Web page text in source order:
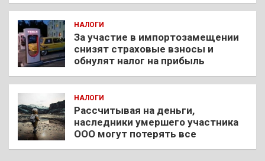
НАЛОГИ
За участие в импортозамещении
снизят страховые взносы и
обнулят налог на прибыль
НАЛОГИ
Рассчитывая на деньги,
наследники умершего участника
ООО могут потерять все